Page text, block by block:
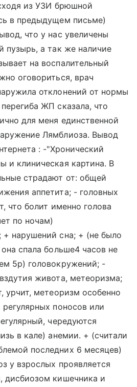
из УЗИ брюшной
в предыдущем письме)
что у нас увеличены
пузырь, а так же наличие
на воспалительный
оговориться, врач
отклонений от нормы
ЖП сказала, что
для меня единственной
Лямблиоза. Вывод
: -"Хронический
и клиническая картина. В
страдают от: общей
аппетита; - головных
что болит именно голова
по ночам)
+ нарушений сна; + (не было
спала больше4 часов не
5р) головокружений; -
живота, метеоризма;
урчит, метеоризм особенно
поносов или
чередуются
в кале) анемии. + (считали
последних 6 месяцев)
у взрослых проявляется
дисбиозом кишечника и